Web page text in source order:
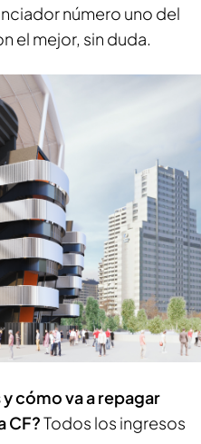
número uno del
el mejor, sin duda.
cómo va a repagar
CF?Todos los ingresos